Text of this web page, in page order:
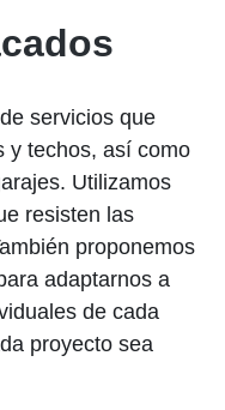
servicios que
y techos, así como
Utilizamos
resisten las
proponemos
adaptarnos a
de cada
proyecto sea